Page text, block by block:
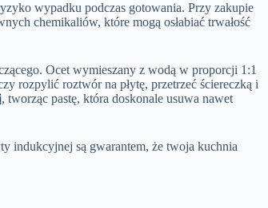
wypadku podczas gotowania. Przy zakupie
chemikaliów, które mogą osłabiać trwałość
Ocet wymieszany z wodą w proporcji 1:1
rozpylić roztwór na płytę, przetrzeć ściereczką i
, tworząc pastę, która doskonale usuwa nawet
indukcyjnej są gwarantem, że twoja kuchnia